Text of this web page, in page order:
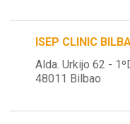
ISEP CLINIC
Alda. Urkijo 62 -
48011 Bilbao